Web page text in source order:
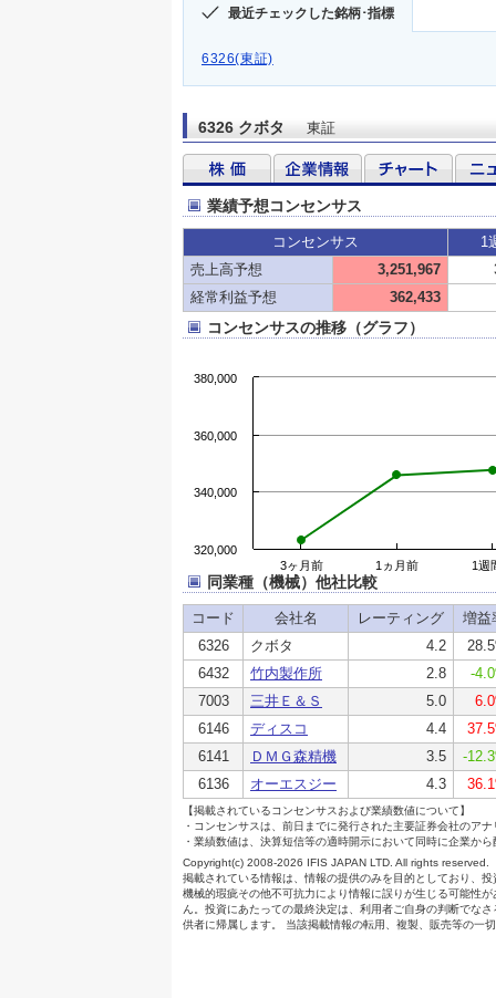
最近チェックした銘柄･指標
6326(東証)
6326 クボタ 東証